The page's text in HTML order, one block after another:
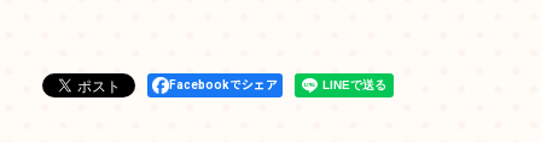
Facebookでシェア